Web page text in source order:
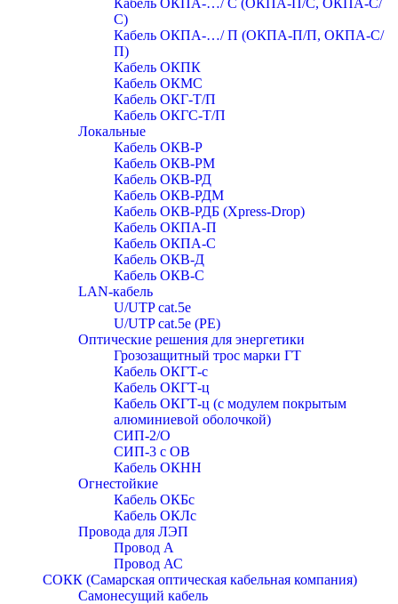
Кабель ОКПА-…/ С (ОКПА-П/С, ОКПА-С/
С)
Кабель ОКПА-…/ П (ОКПА-П/П, ОКПА-С/
П)
Кабель ОКПК
Кабель ОКМС
Кабель ОКГ-Т/П
Кабель ОКГС-Т/П
Локальные
Кабель ОКВ-Р
Кабель ОКВ-РМ
Кабель ОКВ-РД
Кабель ОКВ-РДМ
Кабель ОКВ-РДБ (Xpress-Drop)
Кабель ОКПА-П
Кабель ОКПА-С
Кабель ОКВ-Д
Кабель ОКВ-С
LAN-кабель
U/UTP cat.5e
U/UTP cat.5e (PE)
Оптические решения для энергетики
Грозозащитный трос марки ГТ
Кабель ОКГТ-с
Кабель ОКГТ-ц
Кабель ОКГТ-ц (с модулем покрытым
алюминиевой оболочкой)
СИП-2/О
СИП-3 с ОВ
Кабель ОКНН
Огнестойкие
Кабель ОКБc
Кабель ОКЛc
Провода для ЛЭП
Провод А
Провод АС
СОКК (Самарская оптическая кабельная компания)
Самонесущий кабель